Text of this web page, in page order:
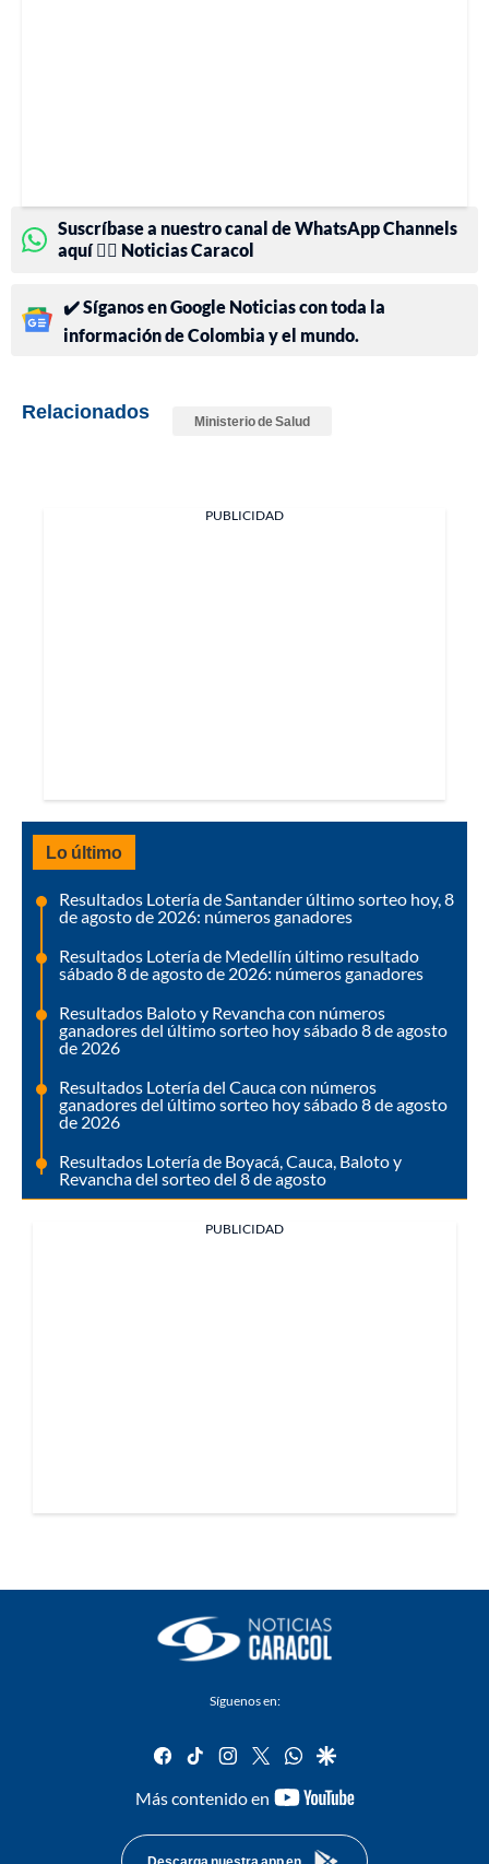
Suscríbase a nuestro canal de WhatsApp Channels
aquí 👉🏻 Noticias Caracol
✔️ Síganos en Google Noticias con toda la
información de Colombia y el mundo.
Relacionados Ministerio de Salud
PUBLICIDAD
Lo último
Resultados Lotería de Santander último sorteo hoy, 8
de agosto de 2026: números ganadores
Resultados Lotería de Medellín último resultado
sábado 8 de agosto de 2026: números ganadores
Resultados Baloto y Revancha con números
ganadores del último sorteo hoy sábado 8 de agosto
de 2026
Resultados Lotería del Cauca con números
ganadores del último sorteo hoy sábado 8 de agosto
de 2026
Resultados Lotería de Boyacá, Cauca, Baloto y
Revancha del sorteo del 8 de agosto
PUBLICIDAD
Síguenos en:
facebook
tiktok instagram
twitterwhatsapp
google
Más contenido en
youtube-